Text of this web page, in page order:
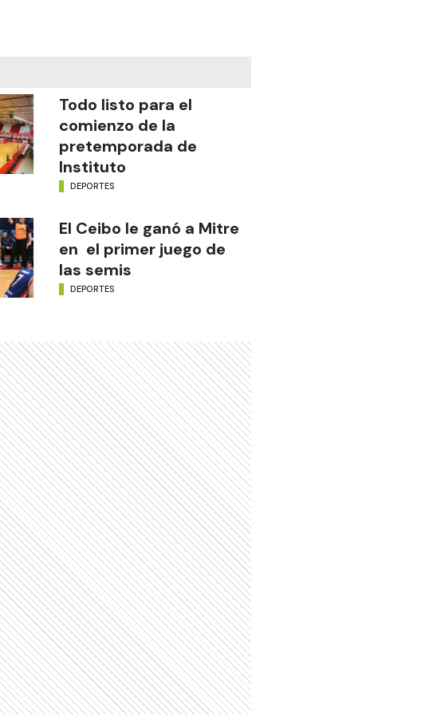
Todo listo para el
comienzo de la
pretemporada de
Instituto
DEPORTES
El Ceibo le ganó a Mitre
en el primer juego de
las semis
DEPORTES